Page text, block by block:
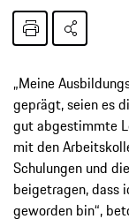
„Meine
geprägt, seien es
gut abgestimmte
mit den
Schulungen und
beigetragen, dass
geworden bin“,